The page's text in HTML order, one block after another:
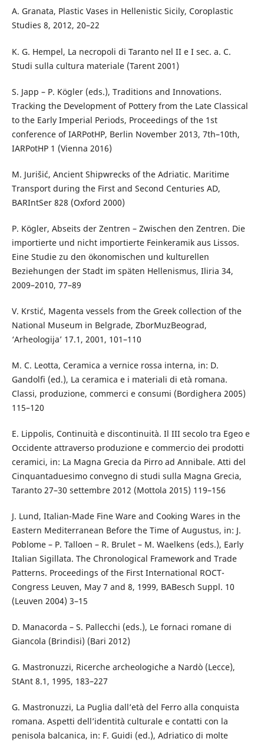
A. Granata, Plastic Vases in Hellenistic Sicily, Coroplastic
Studies 8, 2012, 20–22
K. G. Hempel, La necropoli di Taranto nel II e I sec. a. C.
Studi sulla cultura materiale (Tarent 2001)
S. Japp – P. Kögler (eds.), Traditions and Innovations.
Tracking the Development of Pottery from the Late Classical
to the Early Imperial Periods, Proceedings of the 1st
conference of IARPotHP, Berlin November 2013, 7th–10th,
IARPotHP 1 (Vienna 2016)
M. Jurišić, Ancient Shipwrecks of the Adriatic. Maritime
Transport during the First and Second Centuries AD,
BARIntSer 828 (Oxford 2000)
P. Kögler, Abseits der Zentren – Zwischen den Zentren. Die
importierte und nicht importierte Feinkeramik aus Lissos.
Eine Studie zu den ökonomischen und kulturellen
Beziehungen der Stadt im späten Hellenismus, Iliria 34,
2009–2010, 77–89
V. Krstić, Magenta vessels from the Greek collection of the
National Museum in Belgrade, ZborMuzBeograd,
‘Arheologija’ 17.1, 2001, 101–110
M. C. Leotta, Ceramica a vernice rossa interna, in: D.
Gandolfi (ed.), La ceramica e i materiali di età romana.
Classi, produzione, commerci e consumi (Bordighera 2005)
115–120
E. Lippolis, Continuità e discontinuità. Il III secolo tra Egeo e
Occidente attraverso produzione e commercio dei prodotti
ceramici, in: La Magna Grecia da Pirro ad Annibale. Atti del
Cinquantaduesimo convegno di studi sulla Magna Grecia,
Taranto 27–30 settembre 2012 (Mottola 2015) 119–156
J. Lund, Italian-Made Fine Ware and Cooking Wares in the
Eastern Mediterranean Before the Time of Augustus, in: J.
Poblome – P. Talloen – R. Brulet – M. Waelkens (eds.), Early
Italian Sigillata. The Chronological Framework and Trade
Patterns. Proceedings of the First International ROCT-
Congress Leuven, May 7 and 8, 1999, BABesch Suppl. 10
(Leuven 2004) 3–15
D. Manacorda – S. Pallecchi (eds.), Le fornaci romane di
Giancola (Brindisi) (Bari 2012)
G. Mastronuzzi, Ricerche archeologiche a Nardò (Lecce),
StAnt 8.1, 1995, 183–227
G. Mastronuzzi, La Puglia dall’età del Ferro alla conquista
romana. Aspetti dell’identità culturale e contatti con la
penisola balcanica, in: F. Guidi (ed.), Adriatico di molte